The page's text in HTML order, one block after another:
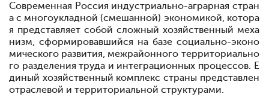
Современная Россия индустриально-аграрная стран
а с многоукладной (смешанной) экономикой, котора
я представляет собой сложный хозяйственный меха
низм, сформировавшийся на базе социально-эконо
мического развития, межрайонного территориально
го разделения труда и интеграционных процессов. Е
диный хозяйственный комплекс страны представлен
отраслевой и территориальной структурами.